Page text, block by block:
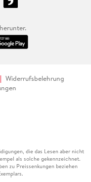
Widerrufsbelehrung
die das Lesen aber nicht
als solche gekennzeichnet.
zu Preissenkungen beziehen